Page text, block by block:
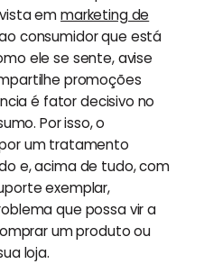
emmarketing de
consumidor que está
ele se sente, avise
promoções
é fator decisivo no
Por isso, o
um tratamento
e, acima de tudo, com
exemplar,
que possa vir a
um produto ou
loja.